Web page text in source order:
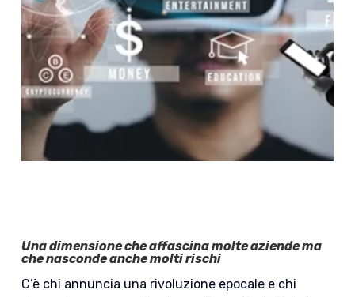
Una dimensione che affascina molte aziende ma
che nasconde anche molti rischi
C’è chi annuncia una rivoluzione epocale e chi